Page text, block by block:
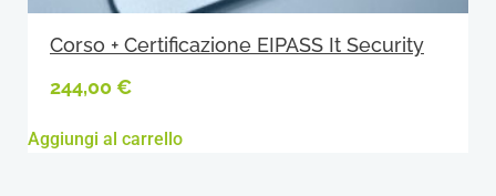
Corso + Certificazione EIPASS It Security
244,00 €
Aggiungi al carrello